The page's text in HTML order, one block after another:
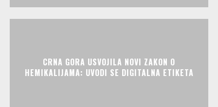
CRNA GORA USVOJILA NOVI ZAKON O
HEMIKALIJAMA: UVODI SE DIGITALNA ETIKETA